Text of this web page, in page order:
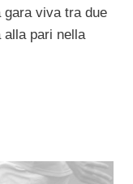
gara viva tra due
alla pari nella